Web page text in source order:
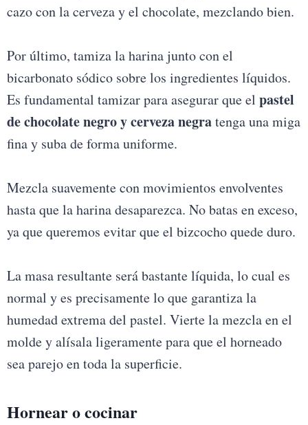
cazo con la cerveza y el chocolate, mezclando bien.
Por último, tamiza la harina junto con el
bicarbonato sódico sobre los ingredientes líquidos.
Es fundamental tamizar para asegurar que el pastel
de chocolate negro y cerveza negratenga una miga
fina y suba de forma uniforme.
Mezcla suavemente con movimientos envolventes
hasta que la harina desaparezca. No batas en exceso,
ya que queremos evitar que el bizcocho quede duro.
La masa resultante será bastante líquida, lo cual es
normal y es precisamente lo que garantiza la
humedad extrema del pastel. Vierte la mezcla en el
molde y alísala ligeramente para que el horneado
sea parejo en toda la superficie.
Hornear o cocinar